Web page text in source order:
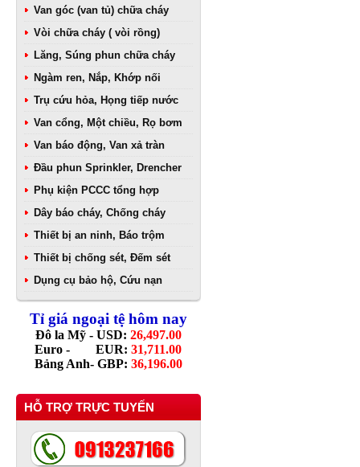
Van góc (van tủ) chữa cháy
Vòi chữa cháy ( vòi rồng)
Lăng, Súng phun chữa cháy
Ngàm ren, Nắp, Khớp nối
Trụ cứu hỏa, Họng tiếp nước
Van cổng, Một chiều, Rọ bơm
Van báo động, Van xả tràn
Đầu phun Sprinkler, Drencher
Phụ kiện PCCC tổng hợp
Dây báo cháy, Chống cháy
Thiết bị an ninh, Báo trộm
Thiết bị chống sét, Đếm sét
Dụng cụ bảo hộ, Cứu nạn
Tỉ giá ngoại tệ hôm nay
Đô la Mỹ - USD: 26,497.00
Euro - EUR: 31,711.00
Bảng Anh- GBP: 36,196.00
HỖ TRỢ TRỰC TUYẾN